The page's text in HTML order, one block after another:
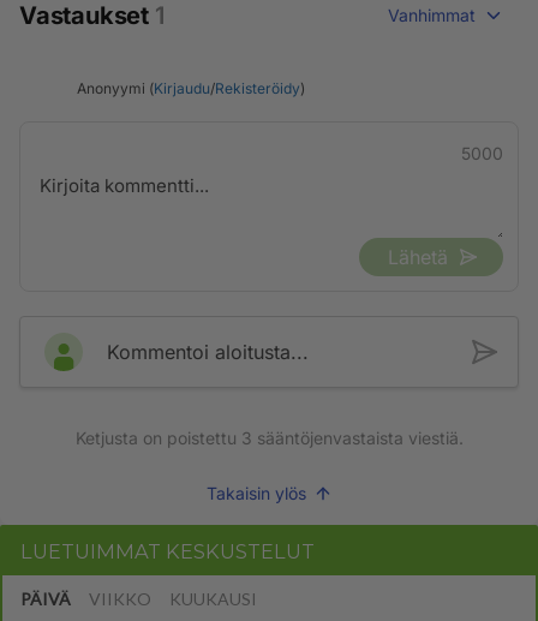
Vastaukset 1 Vanhimmat
Anonyymi (Kirjaudu/Rekisteröidy)
5000
Lähetä
Kommentoi aloitusta...
Ketjusta on poistettu 3 sääntöjenvastaista viestiä.
Takaisin ylös
LUETUIMMAT KESKUSTELUT
PÄIVÄ VIIKKO KUUKAUSI